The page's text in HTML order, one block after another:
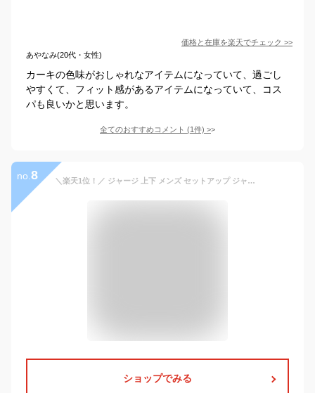
価格と在庫を楽天でチェック >>
あやなみ(20代・女性)
カーキの色味がおしゃれなアイテムになっていて、過ごし
やすくて、フィット感があるアイテムになっていて、コス
パも良いかと思います。
全てのおすすめコメント (1件) >
no. 8 ＼楽天1位！／ ジャージ 上下 メンズ セットアップ ジャージ上下 ESM111 エスラッド ストロング STRONG ブランド ESLAD 黒 白 3ds タケスポ限定 定番 上下セット 大きいサイズ 有 スポーツウェア トレーニングウェア スポーツ おしゃれ あす楽
ショップでみる